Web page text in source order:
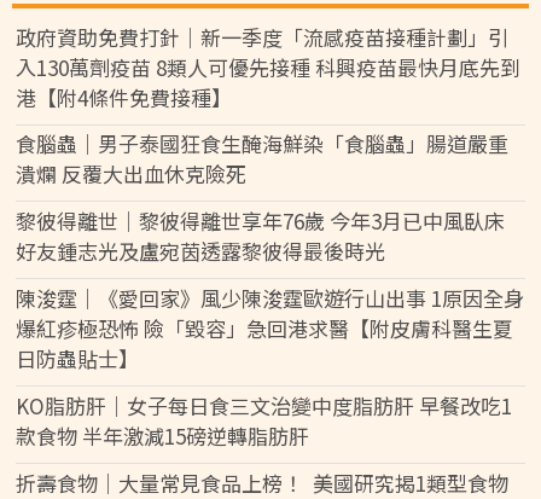
政府資助免費打針｜新一季度「流感疫苗接種計劃」引
入130萬劑疫苗 8類人可優先接種 科興疫苗最快月底先到
港【附4條件免費接種】
食腦蟲｜男子泰國狂食生醃海鮮染「食腦蟲」腸道嚴重
潰爛 反覆大出血休克險死
黎彼得離世｜黎彼得離世享年76歲 今年3月已中風臥床
好友鍾志光及盧宛茵透露黎彼得最後時光
陳浚霆｜《愛回家》風少陳浚霆歐遊行山出事 1原因全身
爆紅疹極恐怖 險「毀容」急回港求醫【附皮膚科醫生夏
日防蟲貼士】
KO脂肪肝｜女子每日食三文治變中度脂肪肝 早餐改吃1
款食物 半年激減15磅逆轉脂肪肝
折壽食物｜大量常見食品上榜！ 美國研究揭1類型食物